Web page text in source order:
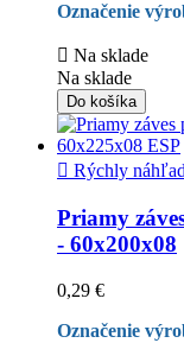
Označenie
 Na sklade
Na sklade
Do košíka
 Rýchly náhľad
Priamy
- 60x200x08
0,29 €
Označenie